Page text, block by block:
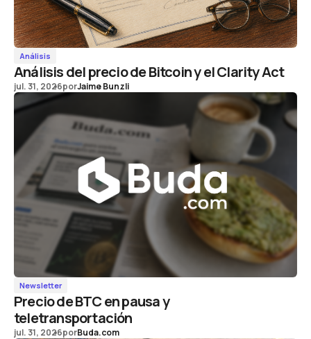
Análisis
Análisis del precio de Bitcoin y el Clarity Act
jul. 31, 2026porJaime Bunzli
Newsletter
Precio de BTC en pausa y
teletransportación
jul. 31, 2026porBuda.com